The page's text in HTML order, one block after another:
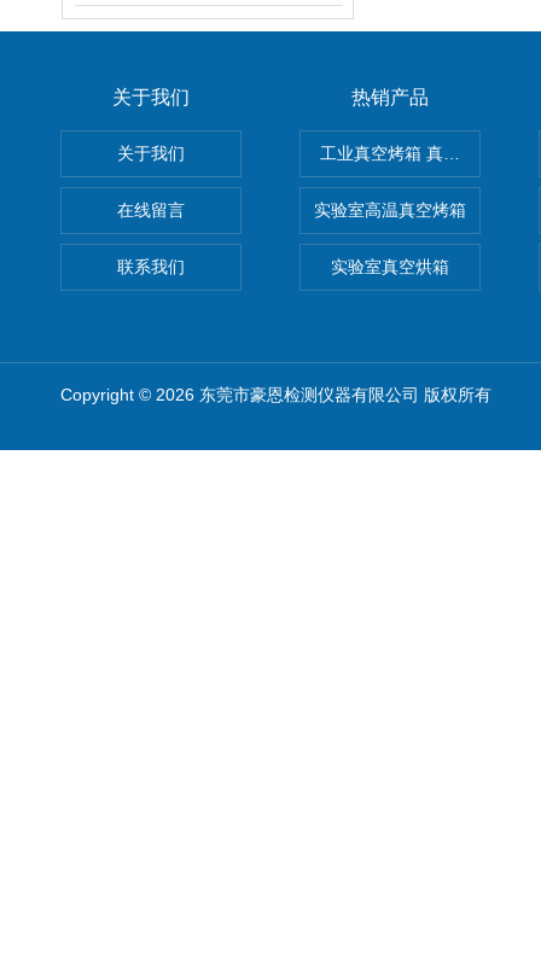
关于我们
关于我们
在线留言
联系我们
热销产品
工业真空烤箱 真空烘箱
实验室高温真空烤箱
实验室真空烘箱
Copyright © 2026 东莞市豪恩检测仪器有限公司 版权所有